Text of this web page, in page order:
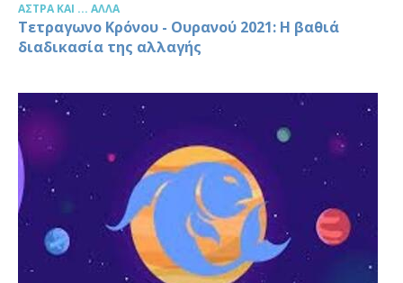
ΆΣΤΡΑ ΚΑΙ ... ΆΛΛΑ
Τετραγωνο Κρόνου - Ουρανού 2021: Η βαθιά
διαδικασία της αλλαγής